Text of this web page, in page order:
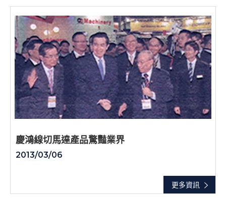
更多資訊
慶鴻線切馬達產品驚豔業界
2013/03/06